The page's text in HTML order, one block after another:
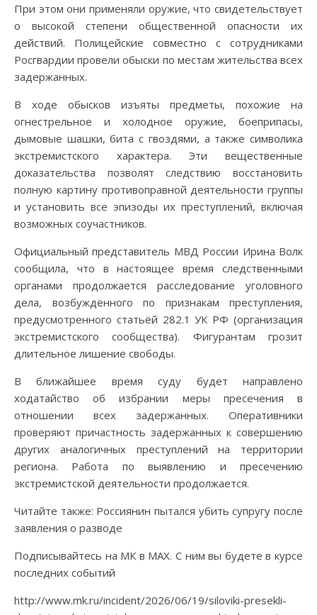
При этом они применяли оружие, что свидетельствует
о высокой степени общественной опасности их
действий. Полицейские совместно с сотрудниками
Росгвардии провели обыски по местам жительства всех
задержанных.
В ходе обысков изъяты предметы, похожие на
огнестрельное и холодное оружие, боеприпасы,
дымовые шашки, бита с гвоздями, а также символика
экстремистского характера. Эти вещественные
доказательства позволят следствию восстановить
полную картину противоправной деятельности группы
и установить все эпизоды их преступлений, включая
возможных соучастников.
Официальный представитель МВД России Ирина Волк
сообщила, что в настоящее время следственными
органами продолжается расследование уголовного
дела, возбуждённого по признакам преступления,
предусмотренного статьёй 282.1 УК РФ (организация
экстремистского сообщества). Фигурантам грозит
длительное лишение свободы.
В ближайшее время суду будет направлено
ходатайство об избрании меры пресечения в
отношении всех задержанных. Оперативники
проверяют причастность задержанных к совершению
других аналогичных преступлений на территории
региона. Работа по выявлению и пресечению
экстремистской деятельности продолжается.
Читайте также: Россиянин пытался убить супругу после
заявления о разводе
Подписывайтесь на МК в МАХ. С ним вы будете в курсе
последних событий
http://www.mk.ru/incident/2026/06/19/siloviki-presekli-